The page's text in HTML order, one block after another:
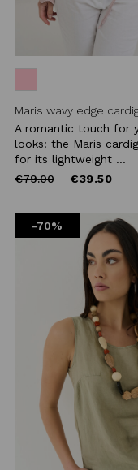
Maris wavy edge
A romantic touch for
looks: the Maris
for its lightweight ...
Price
€79.00to €39.50
-70%